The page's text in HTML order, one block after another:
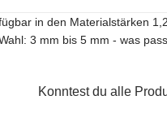
in den Materialstärken
3 mm bis 5 mm - was
Konntest du alle